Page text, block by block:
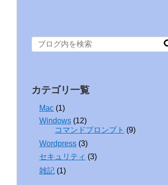
カテゴリ一覧
Mac (1)
Windows (12)
コマンドプロンプト (9)
Wordpress (3)
セキュリティ (3)
雑記 (1)